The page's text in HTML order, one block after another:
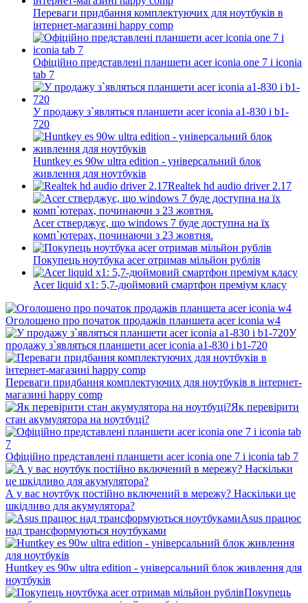
Переваги придбання комплектуючих для ноутбуків в
інтернет-магазині happy comp
Офіційно представлені планшети acer iconia one 7 і iconia
tab 7
У продажу з`являться планшети acer iconia a1-830 і b1-
720
Huntkey es 90w ultra edition - універсальний блок
живлення для ноутбуків
Realtek hd audio driver 2.17
Acer стверджує, що windows 7 буде доступна на їх
комп`ютерах, починаючи з 23 жовтня.
Покупець ноутбука acer отримав мільйон рублів
Acer liquid x1: 5,7-дюймовий смартфон преміум класу
Оголошено про початок продажів планшета acer iconia w4
У
продажу з`являться планшети acer iconia a1-830 і b1-720
Переваги придбання комплектуючих для ноутбуків в інтернет-
магазині happy comp
Як перевірити
стан акумулятора на ноутбуці?
Офіційно представлені планшети acer iconia one 7 і iconia tab 7
А у вас ноутбук постійно включений в мережу? Наскільки це
шкідливо для акумулятора?
Asus працює
над трансформуються ноутбуками
Huntkey es 90w ultra edition - універсальний блок живлення для
ноутбуків
Покупець